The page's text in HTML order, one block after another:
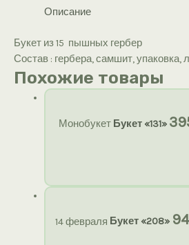
Описание
Букет из 15 пышных гербер
Состав : гербера, самшит, упаковка,
Похожие товары
Монобукет Букет «131»
14 февраля Букет «208»